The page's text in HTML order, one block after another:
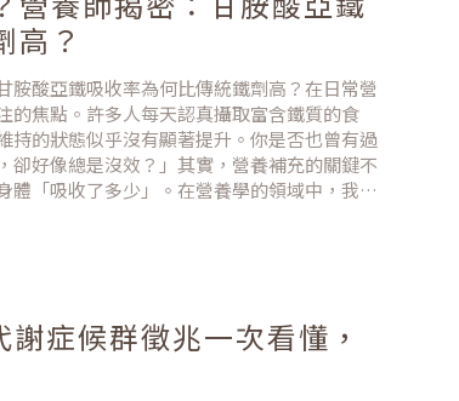
高？
胺酸亞鐵吸收率為何比傳統鐵劑高？在日常營
的焦點。許多人每天認真攝取富含鐵質的食
持的狀態似乎沒有顯著提升。你是否也曾有過
卻好像總是沒效？」其實，營養補充的關鍵不
體「吸收了多少」。在營養學的領域中，我們
角度，為您深度解析甘胺
症候群徵兆一次看懂，